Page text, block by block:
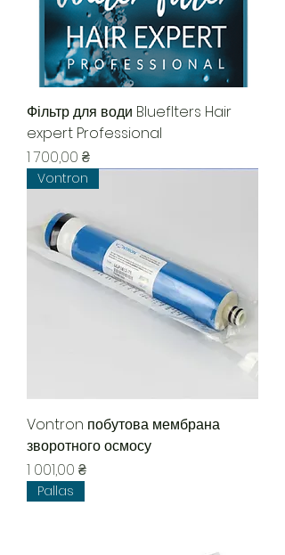
Фільтр для води Blueflters Hair
expert Professional
Цена
1 700,00 ₴
Vontron
Vontron побутова мембрана
зворотного осмосу
Цена
1 001,00 ₴
Pallas